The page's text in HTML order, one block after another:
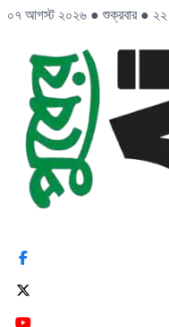
০৭ আগস্ট ২০২৬ ● শুক্রবার ● ২২